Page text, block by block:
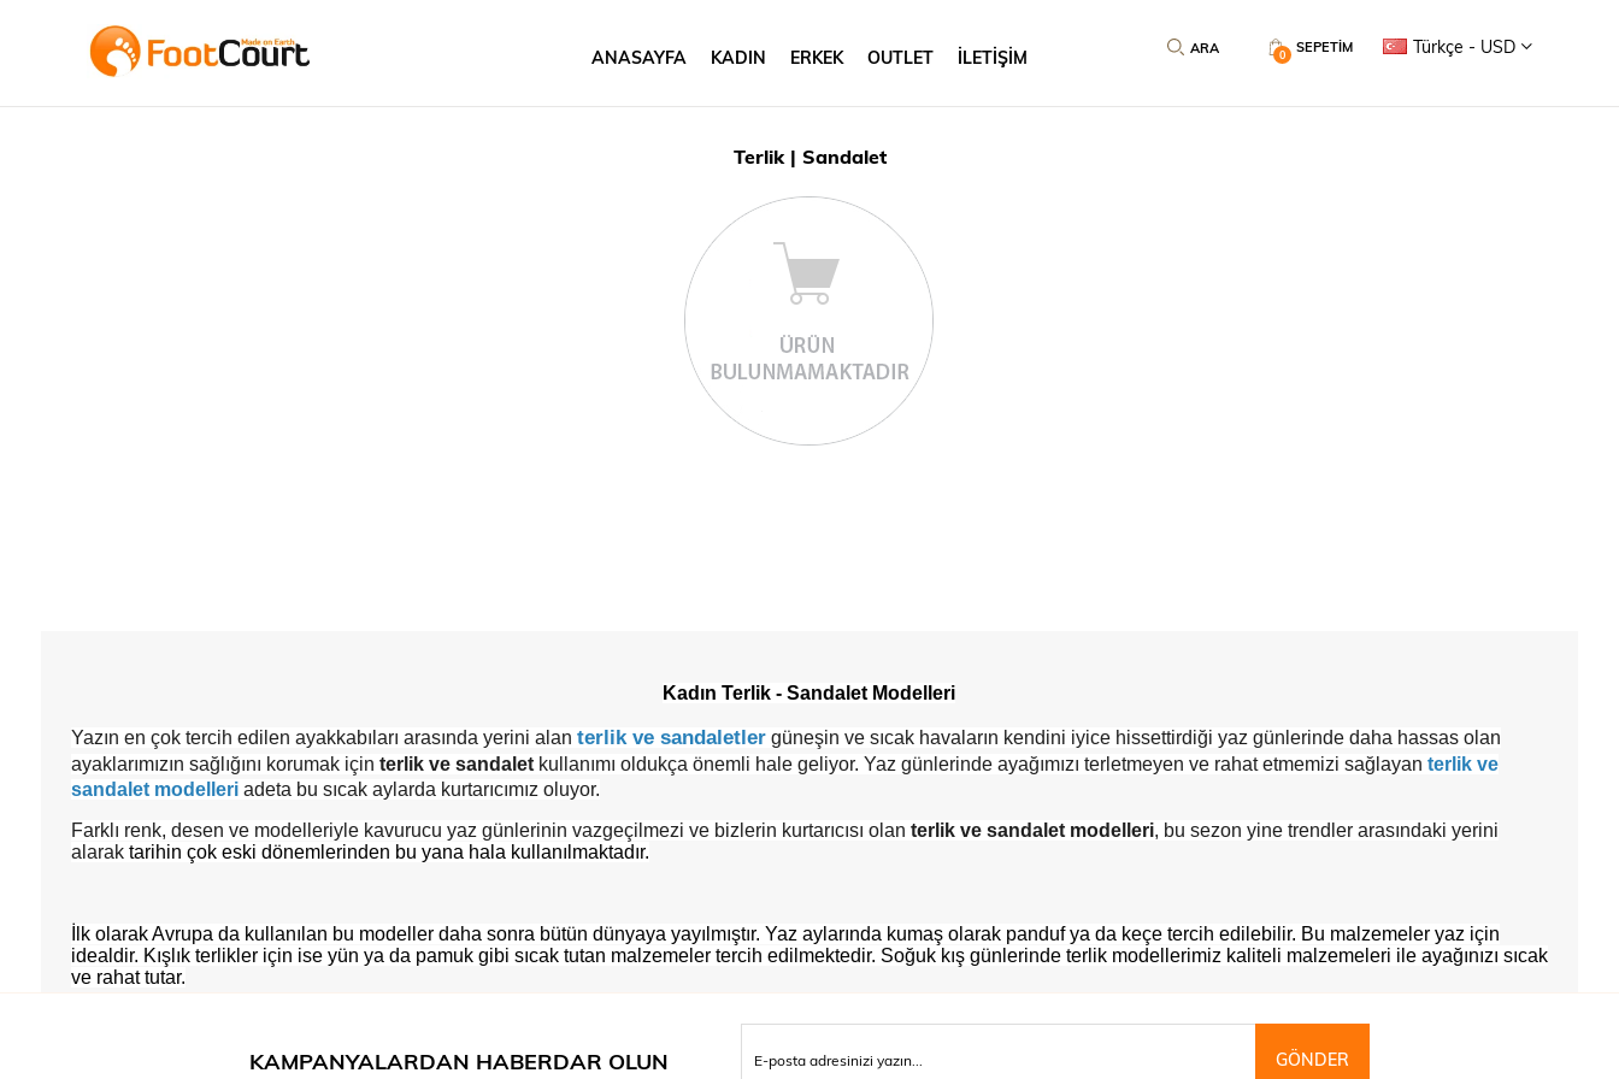
Türkçe - USD
SEPETIM
0
ANASAYFA KADIN ERKEK OUTLET İLETİŞİM
Terlik | Sandalet
Kadın Terlik - Sandalet Modelleri
Yazın en çok tercih edilen ayakkabıları arasında yerini alan terlik ve sandaletler güneşin ve sıcak havaların kendini iyice hissettirdiği yaz günlerinde daha hassas olan
ayaklarımızın sağlığını korumak için terlik ve sandalet kullanımı oldukça önemli hale geliyor. Yaz günlerinde ayağımızı terletmeyen ve rahat etmemizi sağlayan terlik ve
sandalet modelleriadeta bu sıcak aylarda kurtarıcımız oluyor.
Farklı renk, desen ve modelleriyle kavurucu yaz günlerinin vazgeçilmezi ve bizlerin kurtarıcısı olan terlik ve sandalet modelleri, bu sezon yine trendler arasındaki yerini
alaraktarihin çok eski dönemlerinden bu yana hala kullanılmaktadır.
İlk olarak Avrupa da kullanılan bu modeller daha sonra bütün dünyaya yayılmıştır. Yaz aylarında kumaş olarak panduf ya da keçe tercih edilebilir. Bu malzemeler yaz için
idealdir. Kışlık terlikler için ise yün ya da pamuk gibi sıcak tutan malzemeler tercih edilmektedir. Soğuk kış günlerinde terlik modellerimiz kaliteli malzemeleri ile ayağınızı sıcak
ve rahat tutar.
Kadın terlik modelleri denildiğinde akıllara genellikle parmak arası terlikler gelir. Özellikle havuz kenarında ve plajlarda parmak arası terlikler tercih edilir. Çok rahat giyilen
KAMPANYALARDAN HABERDAR OLUN GÖNDER